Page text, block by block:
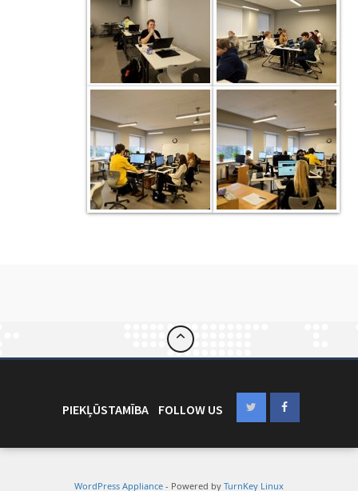
PIEKĻŪSTAMĪBA FOLLOW US
WordPress Appliance - Powered by TurnKey Linux